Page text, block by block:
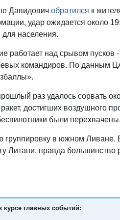
Давидовичобратился к
удар ожидается около
населения.
работает над срывом пусков
командиров. По данным
раз удалось сорвать
достигших воздушного
были перехвачены.
в южном Ливане.
Литани, правда большинство
курсе главных событий: